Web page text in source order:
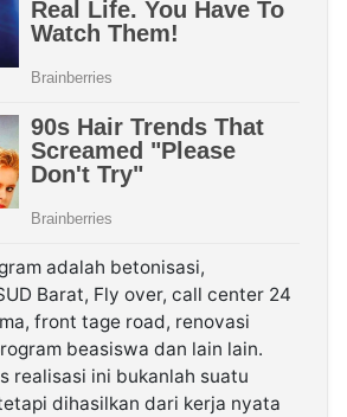
adalah betonisasi,
Barat, Fly over, call center 24
front tage road, renovasi
beasiswa dan lain lain.
realisasi ini bukanlah suatu
dihasilkan dari kerja nyata